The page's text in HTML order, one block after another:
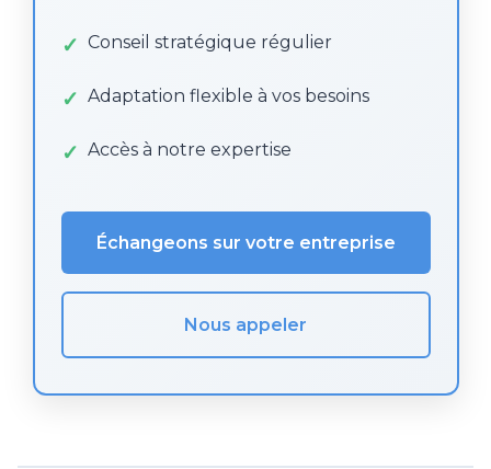
Conseil stratégique régulier
Adaptation flexible à vos besoins
Accès à notre expertise
Échangeons sur votre entreprise
Nous appeler